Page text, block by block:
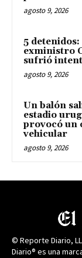
agosto 9, 2026
5 detenidos:
exministro
sufrió
agosto 9, 2026
Un balón
estadio
provocó un
vehicular
agosto 9, 2026
© Reporte Diario,
Diario® es una